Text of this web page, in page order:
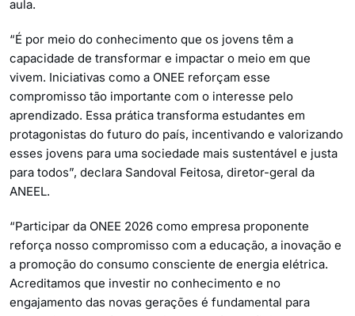
aula.
“É por meio do conhecimento que os jovens têm a
capacidade de transformar e impactar o meio em que
vivem. Iniciativas como a ONEE reforçam esse
compromisso tão importante com o interesse pelo
aprendizado. Essa prática transforma estudantes em
protagonistas do futuro do país, incentivando e valorizando
esses jovens para uma sociedade mais sustentável e justa
para todos”, declara Sandoval Feitosa, diretor-geral da
ANEEL.
“Participar da ONEE 2026 como empresa proponente
reforça nosso compromisso com a educação, a inovação e
a promoção do consumo consciente de energia elétrica.
Acreditamos que investir no conhecimento e no
engajamento das novas gerações é fundamental para